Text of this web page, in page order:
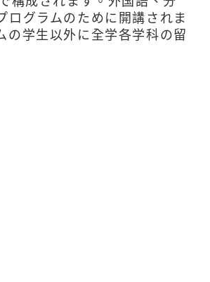
ログラムのために開講されま
学生以外に全学各学科の留